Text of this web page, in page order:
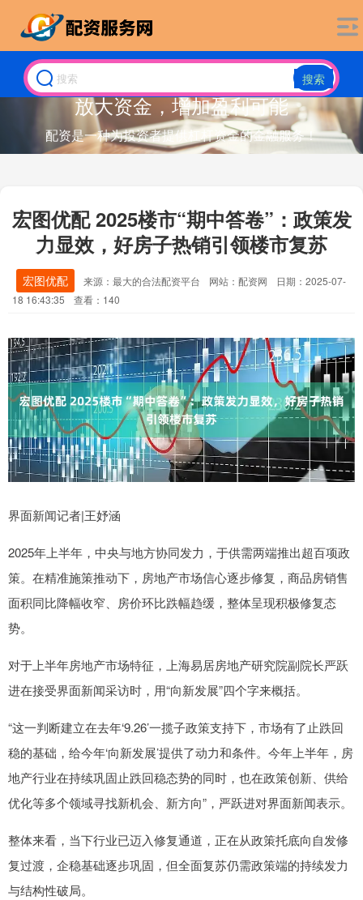
搜索
放大资金，增加盈利可能
配资是一种为投资者提供杠杆资金的金融服务！
宏图优配 2025楼市“期中答卷”：政策发
力显效，好房子热销引领楼市复苏
宏图优配 来源：最大的合法配资平台 网站：配资网
日期：2025-07-
18 16:43:35
查看：140
界面新闻记者|王妤涵
2025年上半年，中央与地方协同发力，于供需两端推出超百项政
策。在精准施策推动下，房地产市场信心逐步修复，商品房销售
面积同比降幅收窄、房价环比跌幅趋缓，整体呈现积极修复态
势。
对于上半年房地产市场特征，上海易居房地产研究院副院长严跃
进在接受界面新闻采访时，用“向新发展”四个字来概括。
“这一判断建立在去年‘9.26’一揽子政策支持下，市场有了止跌回
稳的基础，给今年‘向新发展’提供了动力和条件。今年上半年，房
地产行业在持续巩固止跌回稳态势的同时，也在政策创新、供给
优化等多个领域寻找新机会、新方向”，严跃进对界面新闻表示。
整体来看，当下行业已迈入修复通道，正在从政策托底向自发修
复过渡，企稳基础逐步巩固，但全面复苏仍需政策端的持续发力
与结构性破局。